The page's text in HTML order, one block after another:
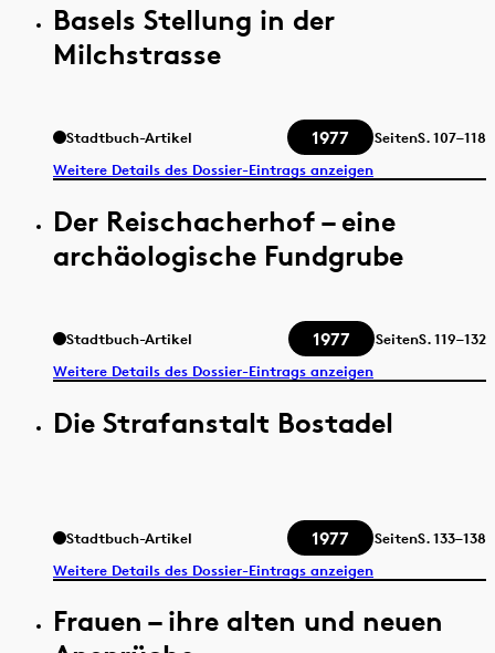
Basels Stellung in der
Milchstrasse
Stadtbuch-Artikel 1977 SeitenS.107–118
Weitere Details des Dossier-Eintrags anzeigen
Der Reischacherhof – eine
archäologische Fundgrube
Stadtbuch-Artikel 1977 SeitenS.119–132
Weitere Details des Dossier-Eintrags anzeigen
Die Strafanstalt Bostadel
Stadtbuch-Artikel 1977 SeitenS.133–138
Weitere Details des Dossier-Eintrags anzeigen
Frauen – ihre alten und neuen